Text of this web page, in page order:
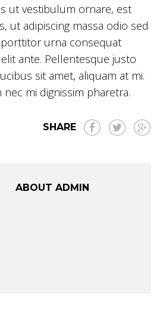
ut vestibulum ornare, est
ut adipiscing massa odio sed
urna consequat
ante. Pellentesque justo
sit amet, aliquam at mi.
nec mi dignissim pharetra.
SHARE
ABOUT ADMIN